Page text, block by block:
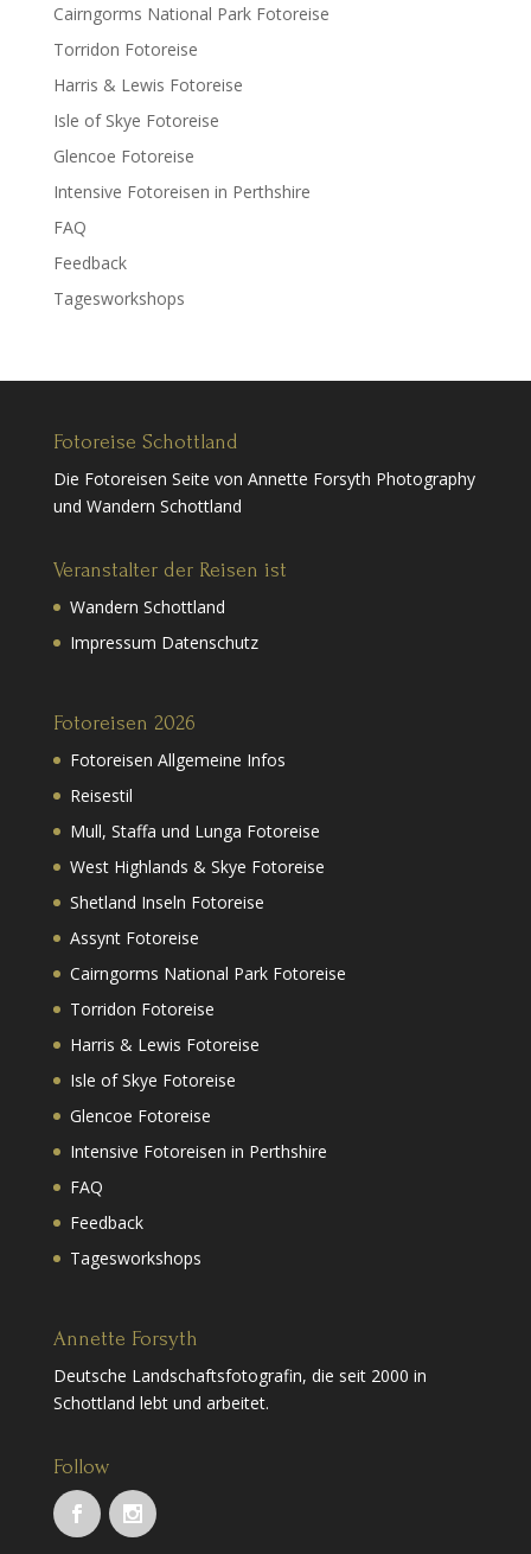
Cairngorms National Park Fotoreise
Torridon Fotoreise
Harris & Lewis Fotoreise
Isle of Skye Fotoreise
Glencoe Fotoreise
Intensive Fotoreisen in Perthshire
FAQ
Feedback
Tagesworkshops
Fotoreise Schottland
Die Fotoreisen Seite von Annette Forsyth Photography
und Wandern Schottland
Veranstalter der Reisen ist
Wandern Schottland
Impressum Datenschutz
Fotoreisen 2026
Fotoreisen Allgemeine Infos
Reisestil
Mull, Staffa und Lunga Fotoreise
West Highlands & Skye Fotoreise
Shetland Inseln Fotoreise
Assynt Fotoreise
Cairngorms National Park Fotoreise
Torridon Fotoreise
Harris & Lewis Fotoreise
Isle of Skye Fotoreise
Glencoe Fotoreise
Intensive Fotoreisen in Perthshire
FAQ
Feedback
Tagesworkshops
Annette Forsyth
Deutsche Landschaftsfotografin, die seit 2000 in
Schottland lebt und arbeitet.
Follow